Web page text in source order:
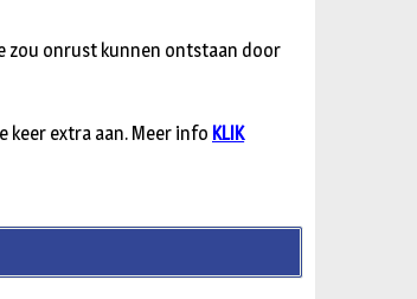
zou onrust kunnen ontstaan door
keer extra aan. Meer info KLIK